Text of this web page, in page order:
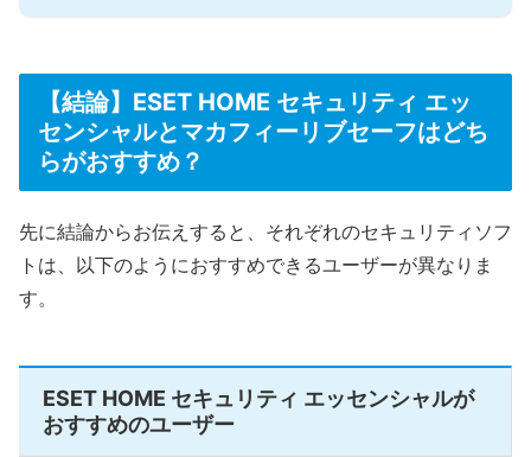
【結論】ESET HOME セキュリティ エッ
センシャルとマカフィーリブセーフはどち
らがおすすめ？
先に結論からお伝えすると、それぞれのセキュリティソフ
トは、以下のようにおすすめできるユーザーが異なりま
す。
ESET HOME セキュリティ エッセンシャルが
おすすめのユーザー